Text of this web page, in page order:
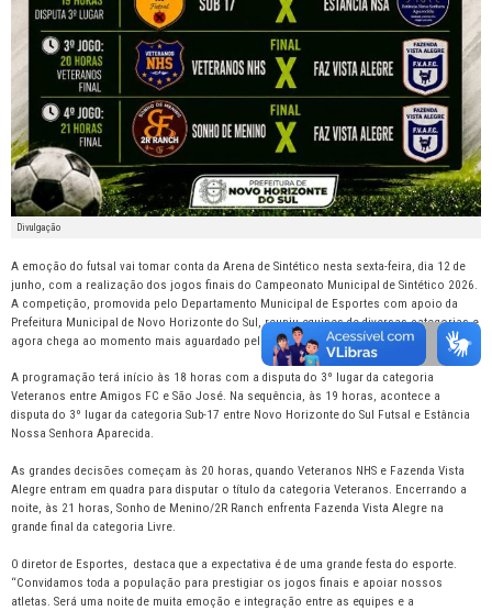
Divulgação
A emoção do futsal vai tomar conta da Arena de Sintético nesta sexta-feira, dia 12 de
junho, com a realização dos jogos finais do Campeonato Municipal de Sintético 2026.
A competição, promovida pelo Departamento Municipal de Esportes com apoio da
Prefeitura Municipal de Novo Horizonte do Sul, reuniu equipes de diversas categorias e
agora chega ao momento mais aguardado pelos atletas e torcedores.
A programação terá início às 18 horas com a disputa do 3º lugar da categoria
Veteranos entre Amigos FC e São José. Na sequência, às 19 horas, acontece a
disputa do 3º lugar da categoria Sub-17 entre Novo Horizonte do Sul Futsal e Estância
Nossa Senhora Aparecida.
As grandes decisões começam às 20 horas, quando Veteranos NHS e Fazenda Vista
Alegre entram em quadra para disputar o título da categoria Veteranos. Encerrando a
noite, às 21 horas, Sonho de Menino/2R Ranch enfrenta Fazenda Vista Alegre na
grande final da categoria Livre.
O diretor de Esportes, destaca que a expectativa é de uma grande festa do esporte.
“Convidamos toda a população para prestigiar os jogos finais e apoiar nossos
atletas. Será uma noite de muita emoção e integração entre as equipes e a